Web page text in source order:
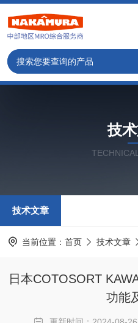
技
技术文章
当前位置： 首页 技术文章
日本COTOSORT
功能